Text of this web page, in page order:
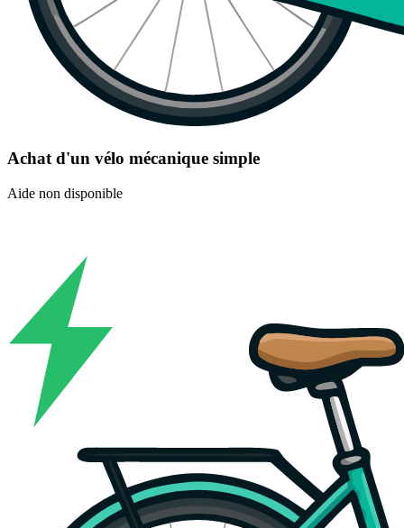
Achat d'un vélo mécanique simple
Aide non disponible